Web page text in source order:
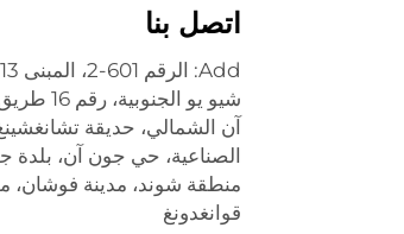
اتصل بنا
شيو يو
آن الشمالي، حديقة
الصناعية، حي جون آن، بلدة
منطقة شوند، مدينة فوشان،
قوانغدونغ